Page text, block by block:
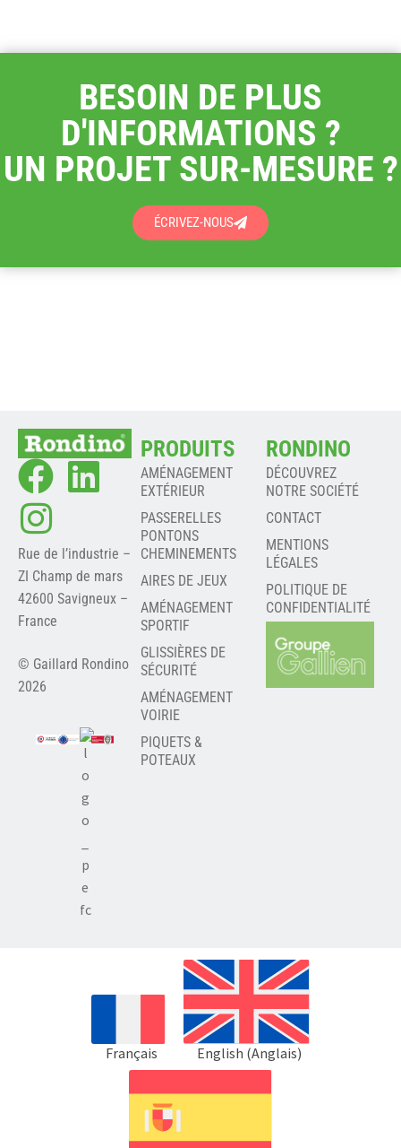
BESOIN DE PLUS
D'INFORMATIONS ?
UN PROJET SUR-MESURE ?
ÉCRIVEZ-NOUS
Rue de l’industrie –
ZI Champ de mars
42600 Savigneux –
France
© Gaillard Rondino
2026
PRODUITS
AMÉNAGEMENT
EXTÉRIEUR
PASSERELLES
PONTONS
CHEMINEMENTS
AIRES DE JEUX
AMÉNAGEMENT
SPORTIF
GLISSIÈRES DE
SÉCURITÉ
AMÉNAGEMENT
VOIRIE
PIQUETS &
POTEAUX
RONDINO
DÉCOUVREZ
NOTRE SOCIÉTÉ
CONTACT
MENTIONS
LÉGALES
POLITIQUE DE
CONFIDENTIALITÉ
Français English (Anglais)